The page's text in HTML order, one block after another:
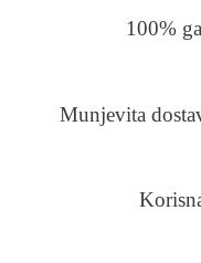
100%
Munjevita